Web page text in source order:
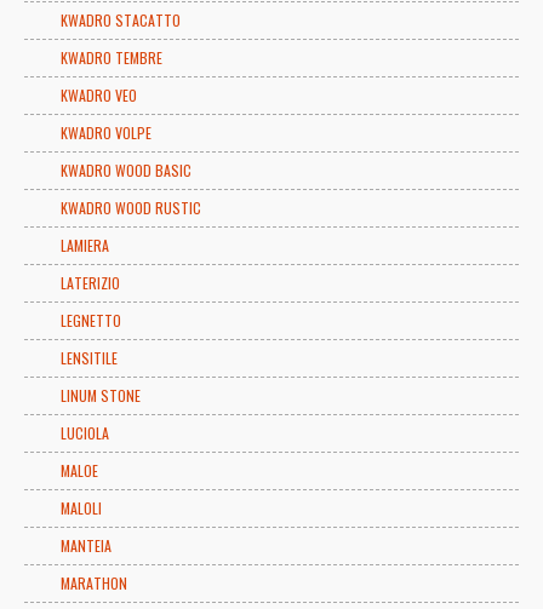
KWADRO STACATTO
KWADRO TEMBRE
KWADRO VEO
KWADRO VOLPE
KWADRO WOOD BASIC
KWADRO WOOD RUSTIC
LAMIERA
LATERIZIO
LEGNETTO
LENSITILE
LINUM STONE
LUCIOLA
MALOE
MALOLI
MANTEIA
MARATHON